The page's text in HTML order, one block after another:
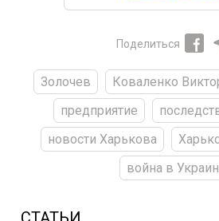
Поделиться
Золочев Коваленко
предприятие
новости Харькова
война в